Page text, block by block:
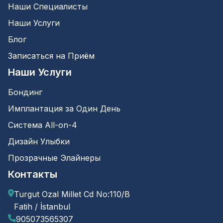
Cevapla
Yakup
11 октября 2021, 15:30
Geçici dolgu yaptırdım bir hafta gectikten sonra
ağrısı baya arttı vede dişim sallanıyo bu durumda
bilemedim dogrusu
Cevapla
Mursel
Наши Специалисты
Наши Услуги
Блог
Записаться на Приём
Наши Услуги
Бондинг
Имплантация за Один День
Система All-on-4
Дизайн Улыбки
Прозрачные Элайнеры
Контакты
Turgut Ozal Millet Cd No:110/B
Fatih / İstanbul
905073565307